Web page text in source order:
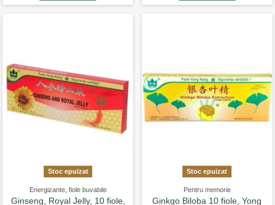
Stoc epuizat
Energizante, fiole buvabile
Ginseng, Royal Jelly, 10 fiole,
Stoc epuizat
Pentru memorie
Ginkgo Biloba 10 fiole, Yong